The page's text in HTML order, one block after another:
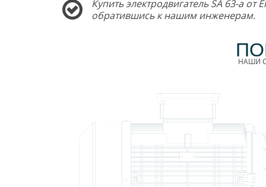
Купить электродвигатель SA 63-a
обратившись к нашим инженерам.
НАШИ